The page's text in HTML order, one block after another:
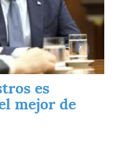
es
mejor de